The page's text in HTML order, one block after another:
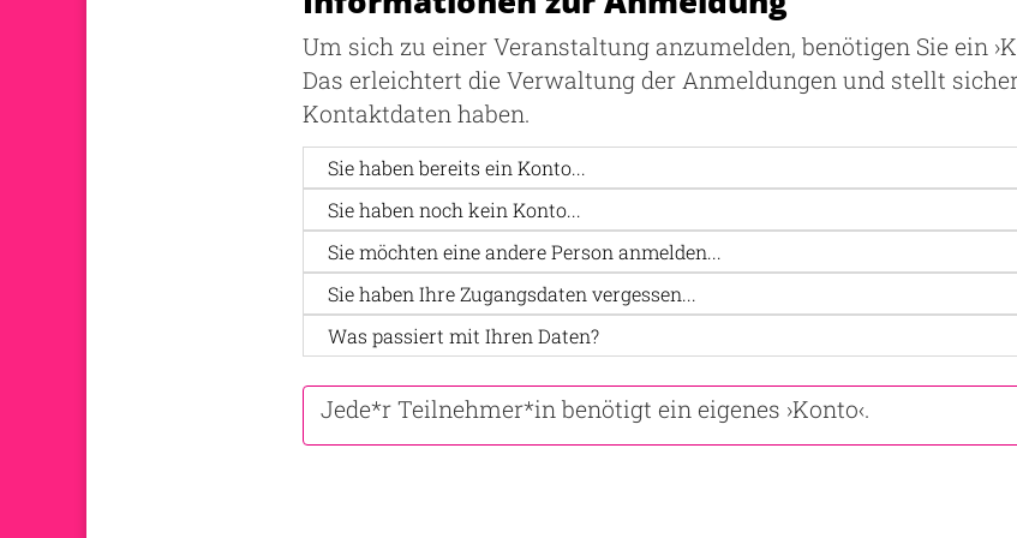
Um sich zu einer Veranstaltung anzumelden, benötigen Sie ein
Das erleichtert die Verwaltung der Anmeldungen und stellt
Kontaktdaten haben.
Sie haben bereits ein Konto...
Sie haben noch kein Konto...
Sie möchten eine andere Person anmelden...
Sie haben Ihre Zugangsdaten vergessen...
Was passiert mit Ihren Daten?
Jede*r Teilnehmer*in benötigt ein eigenes ›Konto‹.